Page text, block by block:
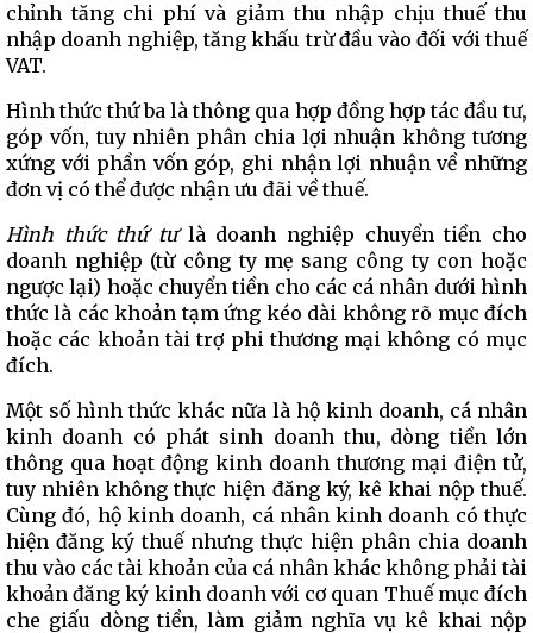
chỉnh tăng chi phí và giảm thu nhập chịu thuế thu
nhập doanh nghiệp, tăng khấu trừ đầu vào đối với thuế
VAT.
Hình thức thứ ba là thông qua hợp đồng hợp tác đầu tư,
góp vốn, tuy nhiên phân chia lợi nhuận không tương
xứng với phần vốn góp, ghi nhận lợi nhuận về những
đơn vị có thể được nhận ưu đãi về thuế.
Hình thức thứ tưlà doanh nghiệp chuyển tiền cho
doanh nghiệp (từ công ty mẹ sang công ty con hoặc
ngược lại) hoặc chuyển tiền cho các cá nhân dưới hình
thức là các khoản tạm ứng kéo dài không rõ mục đích
hoặc các khoản tài trợ phi thương mại không có mục
đích.
Một số hình thức khác nữa là hộ kinh doanh, cá nhân
kinh doanh có phát sinh doanh thu, dòng tiền lớn
thông qua hoạt động kinh doanh thương mại điện tử,
tuy nhiên không thực hiện đăng ký, kê khai nộp thuế.
Cùng đó, hộ kinh doanh, cá nhân kinh doanh có thực
hiện đăng ký thuế nhưng thực hiện phân chia doanh
thu vào các tài khoản của cá nhân khác không phải tài
khoản đăng ký kinh doanh với cơ quan Thuế mục đích
che giấu dòng tiền, làm giảm nghĩa vụ kê khai nộp